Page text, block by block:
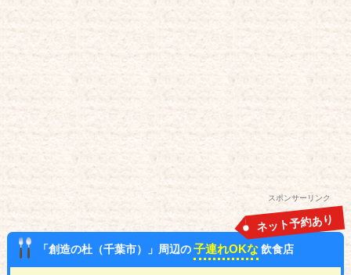
スポンサーリンク
「創造の杜（千葉市）」周辺の子連れOKな 飲食店
ネット予約あり